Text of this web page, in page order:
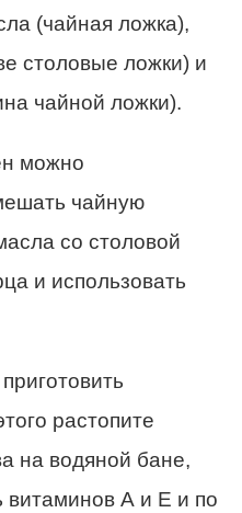
(чайная ложка),
столовые ложки) и
чайной ложки).
можно
чайную
со столовой
и использовать
растопите
на водяной бане,
витаминов А и Е и по